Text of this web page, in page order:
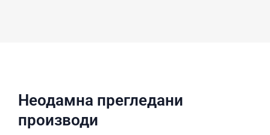
Неодамна прегледани
производи